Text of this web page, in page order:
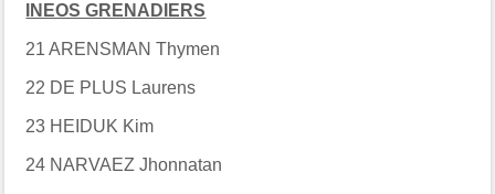
INEOS GRENADIERS
21 ARENSMAN Thymen
22 DE PLUS Laurens
23 HEIDUK Kim
24 NARVAEZ Jhonnatan